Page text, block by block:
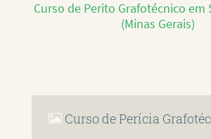
Curso de Perito Grafotécnico em
(Minas Gerais)
Curso de Perícia